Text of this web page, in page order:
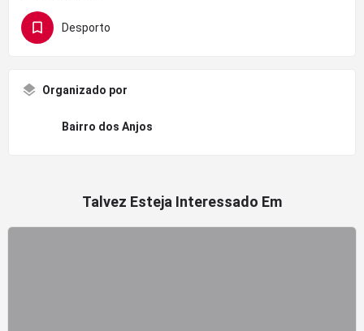
Desporto
Organizado por
Bairro dos Anjos
Talvez Esteja Interessado Em